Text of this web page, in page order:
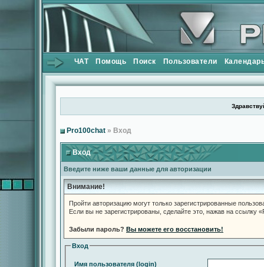
ЧАТ Помощь Поиск Пользователи
Pro100chat » Вход
Вход
Введите ниже ваши данные для авторизации
Внимание!
Пройти авторизацию могут только зарегистрированные
Если вы не зарегистрированы, сделайте это, нажав на ссылку
Забыли пароль? Вы можете его восстановить!
Вход
Имя пользователя (login)